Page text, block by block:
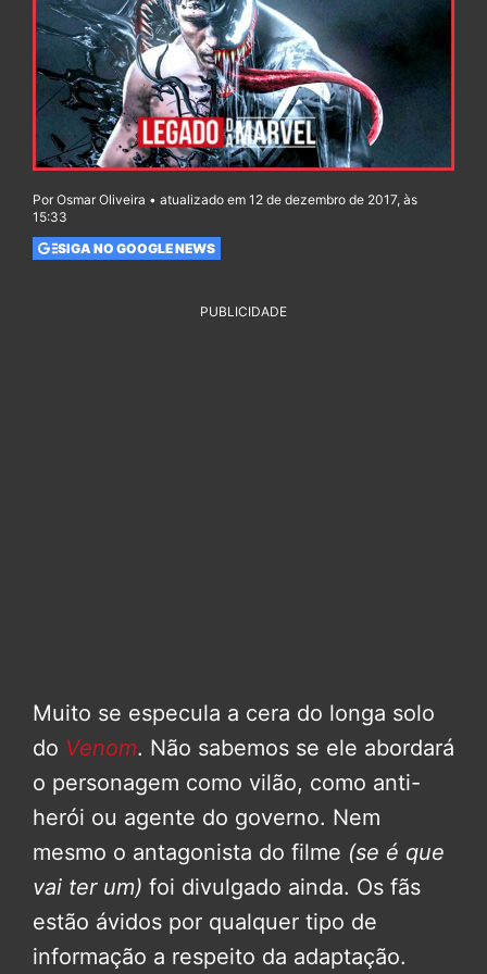
Por Osmar Oliveira • atualizado em 12 de dezembro de 2017, às
15:33
SIGA NO GOOGLE NEWS
PUBLICIDADE
Muito se especula a cera do longa solo
do Venom. Não sabemos se ele abordará
o personagem como vilão, como anti-
herói ou agente do governo. Nem
mesmo o antagonista do filme (se é que
vai ter um) foi divulgado ainda. Os fãs
estão ávidos por qualquer tipo de
informação a respeito da adaptação.